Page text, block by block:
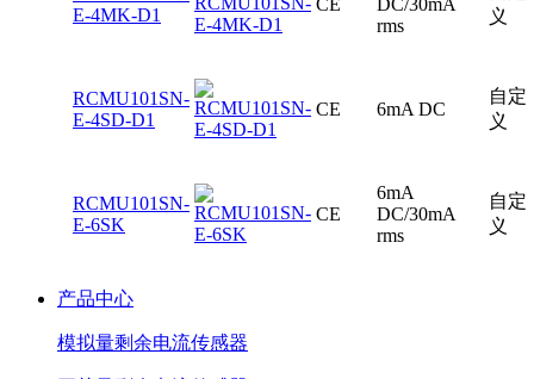
E-4MK-D1
CE
DC/30mA
rms
义
RCMU101SN-
E-4SD-D1
CE 6mA DC
自定
义
RCMU101SN-
E-6SK
CE
6mA
DC/30mA
rms
自定
义
产品中心
模拟量剩余电流传感器